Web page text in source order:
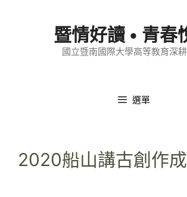
暨情好讀 • 青春
國立暨南國際大學高等教育深
選單
2020船山講古創作